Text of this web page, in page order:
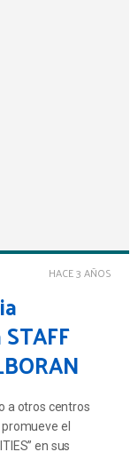
HACE 3 AÑOS
a otros centros
el
en sus